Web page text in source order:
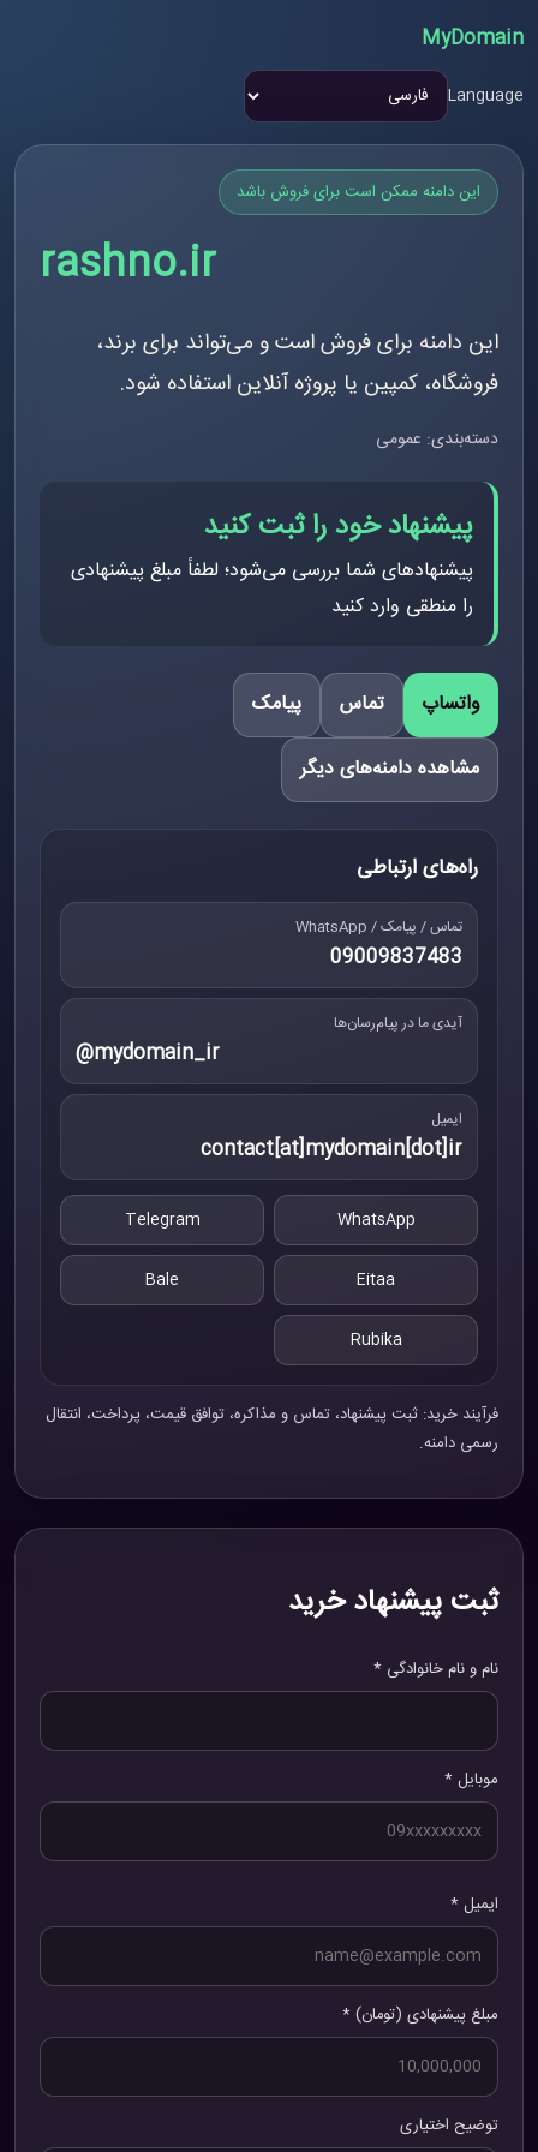
MyDomain
Language
این دامنه ممکن است برای فروش باشد
rashno.ir
این دامنه برای فروش است و می‌تواند برای برند،
فروشگاه، کمپین یا پروژه آنلاین استفاده شود.
دسته‌بندی: عمومی
پیشنهاد خود را ثبت کنید
پیشنهادهای شما بررسی می‌شود؛ لطفاً مبلغ پیشنهادی
را منطقی وارد کنید
واتساپ تماس
پیامک
مشاهده دامنه‌های دیگر
راه‌های ارتباطی
تماس / پیامک / WhatsApp
09009837483
آیدی ما در پیام‌رسان‌ها
@mydomain_ir
ایمیل
contact[at]mydomain[dot]ir
WhatsApp
Telegram
Eitaa
Bale
Rubika
فرآیند خرید: ثبت پیشنهاد، تماس و مذاکره، توافق قیمت، پرداخت، انتقال
رسمی دامنه.
ثبت پیشنهاد خرید
نام و نام خانوادگی *
موبایل *
ایمیل *
مبلغ پیشنهادی (تومان) *
توضیح اختیاری